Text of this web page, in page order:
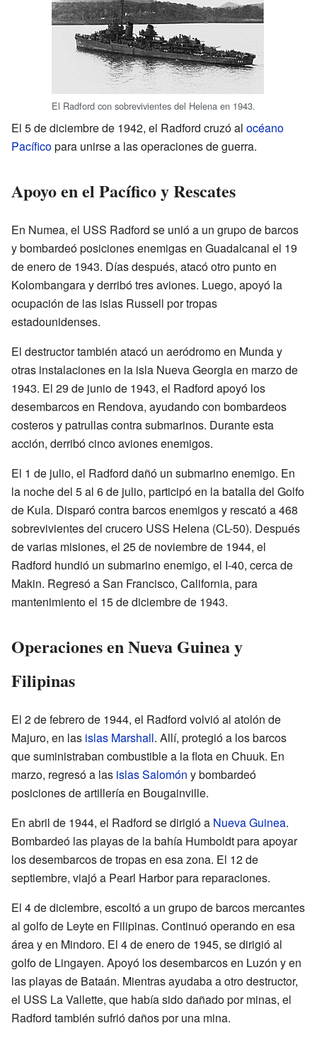
El Radford con sobrevivientes del Helena en 1943.
El 5 de diciembre de 1942, el Radford cruzó al océano
Pacíficopara unirse a las operaciones de guerra.
Apoyo en el Pacífico y Rescates
En Numea, el USS Radford se unió a un grupo de barcos
y bombardeó posiciones enemigas en Guadalcanal el 19
de enero de 1943. Días después, atacó otro punto en
Kolombangara y derribó tres aviones. Luego, apoyó la
ocupación de las islas Russell por tropas
estadounidenses.
El destructor también atacó un aeródromo en Munda y
otras instalaciones en la isla Nueva Georgia en marzo de
1943. El 29 de junio de 1943, el Radford apoyó los
desembarcos en Rendova, ayudando con bombardeos
costeros y patrullas contra submarinos. Durante esta
acción, derribó cinco aviones enemigos.
El 1 de julio, el Radford dañó un submarino enemigo. En
la noche del 5 al 6 de julio, participó en la batalla del Golfo
de Kula. Disparó contra barcos enemigos y rescató a 468
sobrevivientes del crucero USS Helena (CL-50). Después
de varias misiones, el 25 de noviembre de 1944, el
Radford hundió un submarino enemigo, el I-40, cerca de
Makin. Regresó a San Francisco, California, para
mantenimiento el 15 de diciembre de 1943.
Operaciones en Nueva Guinea y
Filipinas
El 2 de febrero de 1944, el Radford volvió al atolón de
Majuro, en las islas Marshall. Allí, protegió a los barcos
que suministraban combustible a la flota en Chuuk. En
marzo, regresó a las islas Salomón y bombardeó
posiciones de artillería en Bougainville.
En abril de 1944, el Radford se dirigió a Nueva Guinea.
Bombardeó las playas de la bahía Humboldt para apoyar
los desembarcos de tropas en esa zona. El 12 de
septiembre, viajó a Pearl Harbor para reparaciones.
El 4 de diciembre, escoltó a un grupo de barcos mercantes
al golfo de Leyte en Filipinas. Continuó operando en esa
área y en Mindoro. El 4 de enero de 1945, se dirigió al
golfo de Lingayen. Apoyó los desembarcos en Luzón y en
las playas de Bataán. Mientras ayudaba a otro destructor,
el USS La Vallette, que había sido dañado por minas, el
Radford también sufrió daños por una mina.